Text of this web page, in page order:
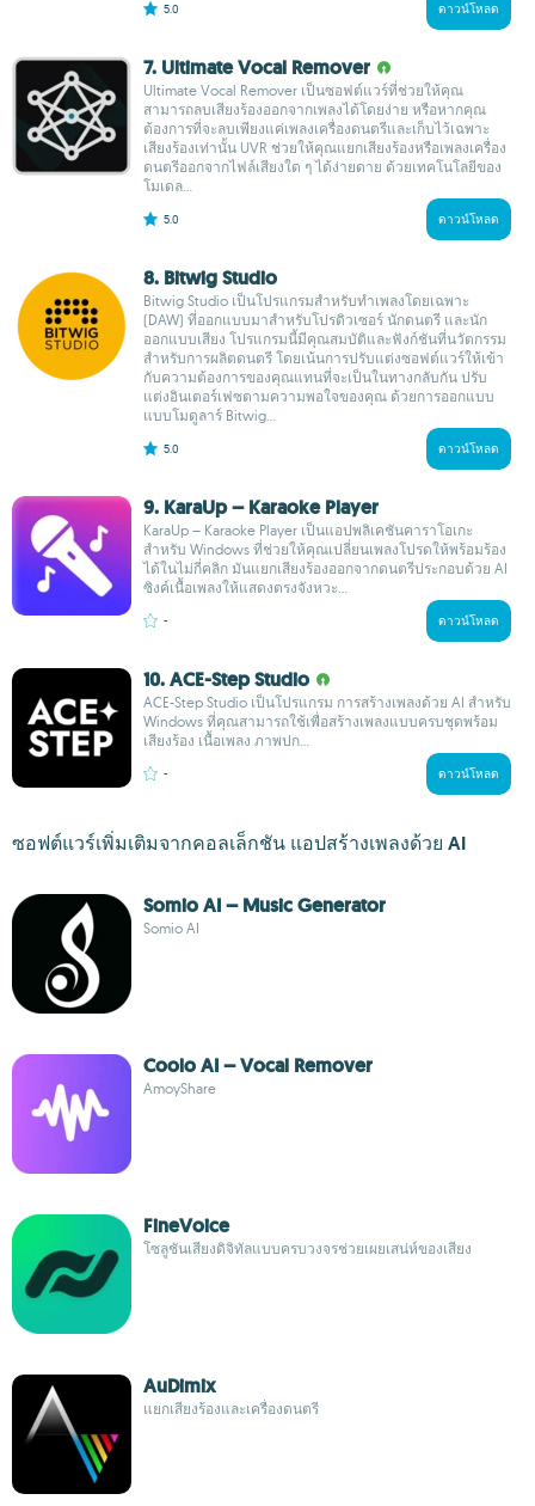
5.0 ดาวน์โหลด
7. Ultimate Vocal Remover
Ultimate Vocal Remover เป็นซอฟต์แวร์ที่ช่วยให้คุณ
สามารถลบเสียงร้องออกจากเพลงได้โดยง่าย หรือหากคุณ
ต้องการที่จะลบเพียงแค่เพลงเครื่องดนตรีและเก็บไว้เฉพาะ
เสียงร้องเท่านั้น UVR ช่วยให้คุณแยกเสียงร้องหรือเพลงเครื่อง
ดนตรีออกจากไฟล์เสียงใด ๆ ได้ง่ายดาย ด้วยเทคโนโลยีของ
โมเดล...
5.0 ดาวน์โหลด
8. Bitwig Studio
Bitwig Studio เป็นโปรแกรมสำหรับทำเพลงโดยเฉพาะ
(DAW) ที่ออกแบบมาสำหรับโปรดิวเซอร์ นักดนตรี และนัก
ออกแบบเสียง โปรแกรมนี้มีคุณสมบัติและฟังก์ชันที่นวัตกรรม
สำหรับการผลิตดนตรี โดยเน้นการปรับแต่งซอฟต์แวร์ให้เข้า
กับความต้องการของคุณแทนที่จะเป็นในทางกลับกัน ปรับ
แต่งอินเตอร์เฟซตามความพอใจของคุณ ด้วยการออกแบบ
แบบโมดูลาร์ Bitwig...
5.0 ดาวน์โหลด
9. KaraUp – Karaoke Player
KaraUp – Karaoke Player เป็นแอปพลิเคชันคาราโอเกะ
สำหรับ Windows ที่ช่วยให้คุณเปลี่ยนเพลงโปรดให้พร้อมร้อง
ได้ในไม่กี่คลิก มันแยกเสียงร้องออกจากดนตรีประกอบด้วย AI
ซิงค์เนื้อเพลงให้แสดงตรงจังหวะ...
- ดาวน์โหลด
10. ACE-Step Studio
ACE-Step Studio เป็นโปรแกรม การสร้างเพลงด้วย AI สำหรับ
Windows ที่คุณสามารถใช้เพื่อสร้างเพลงแบบครบชุดพร้อม
เสียงร้อง เนื้อเพลง ภาพปก...
- ดาวน์โหลด
ซอฟต์แวร์เพิ่มเติมจากคอลเล็กชัน แอปสร้างเพลงด้วย AI
Somio AI – Music Generator
Somio AI
Coolo AI – Vocal Remover
AmoyShare
FineVoice
โซลูชันเสียงดิจิทัลแบบครบวงจรช่วยเผยเสน่ห์ของเสียง
AuDimix
แยกเสียงร้องและเครื่องดนตรี